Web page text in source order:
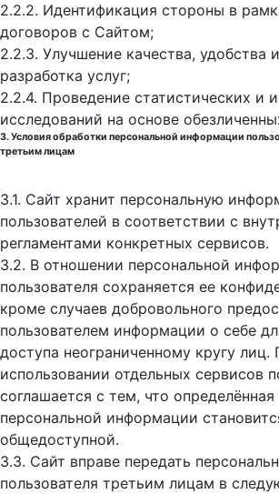
2.2.2. Идентификация стороны в
договоров с Сайтом;
2.2.3. Улучшение качества, удобства
разработка услуг;
2.2.4. Проведение статистических и
исследований на основе
3. Условия обработки персональной информации
третьим лицам
3.1. Сайт хранит персональную
пользователей в соответствии с
регламентами конкретных сервисов.
3.2. В отношении персональной
пользователя сохраняется ее
кроме случаев добровольного
пользователем информации о себе
доступа неограниченному кругу лиц.
использовании отдельных сервисов
соглашается с тем, что определённая
персональной информации
общедоступной.
3.3. Сайт вправе передать
пользователя третьим лицам в